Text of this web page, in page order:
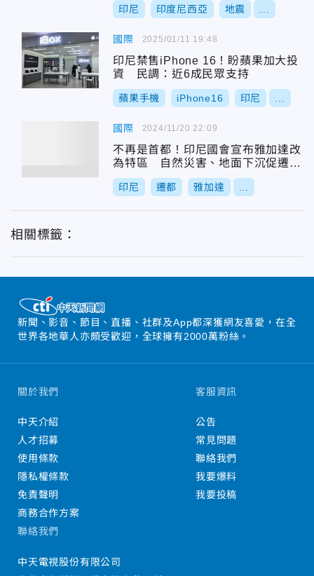
印尼 印度尼西亞 地震
國際
印尼禁售iPhone 16！盼蘋果加大投
資 民調：近6成民眾支持
蘋果手機 iPhone16 印尼
2025/01/11 19:48
國際
不再是首都！印尼國會宣布雅加達改
為特區 自然災害、地面下沉促遷都
努山塔拉
印尼 遷都 雅加達
2024/11/20 22:09
相關標籤：
新聞、影音、節目、直播、社群及App都深獲網友喜愛，在全
世界各地華人亦頗受歡迎，全球擁有2000萬粉絲。
關於我們
中天介紹
人才招募
使用條款
隱私權條款
免責聲明
商務合作方案
客服資訊
公告
常見問題
聯絡我們
我要爆料
我要投稿
聯絡我們
中天電視股份有限公司